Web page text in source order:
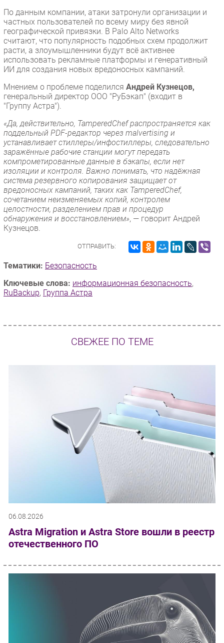
По данным компании, атаки затронули организации и
частных пользователей по всему миру без явной
географической привязки. В Palo Alto Networks
считают, что популярность подобных схем продолжит
расти, а злоумышленники будут всё активнее
использовать рекламные платформы и генеративный
ИИ для создания новых вредоносных кампаний.
Мнением о проблеме поделился Андрей Кузнецов,
генеральный директор ООО "РуБэкап" (входит в
"Группу Астра").
«Да, действительно, TamperedChef распространяется как
поддельный PDF-редактор через malvertising и
устанавливает стиллеры/инфостиллеры, следовательно
заражённые рабочие станции могут передать
компрометированные данные в бэкапы, если нет
изоляции и контроля. Важно понимать, что надёжная
система резервного копирования защищает от
вредоносных кампаний, таких как TamperedChef,
сочетанием неизменяемых копий, контролем
целостности, разделением прав и процедур
обнаружения и восстановлением», — говорит Андрей
Кузнецов.
ОТПРАВИТЬ:
Тематики: Безопасность
Ключевые слова: информационная безопасность,
RuBackup, Группа Астра
СВЕЖЕЕ ПО ТЕМЕ
06.08.2026
Astra Migration и Astra Store вошли в реестр
отечественного ПО